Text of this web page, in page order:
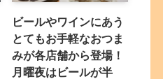
ビールやワインにあう
とてもお手軽なおつま
みが各店舗から登場！
月曜夜はビールが半